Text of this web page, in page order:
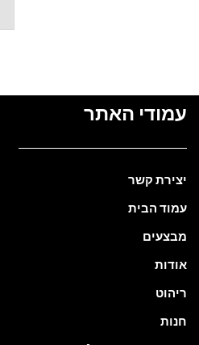
עמודי האתר
יצירת קשר
עמוד הבית
מבצעים
אודות
ריהוט
חנות